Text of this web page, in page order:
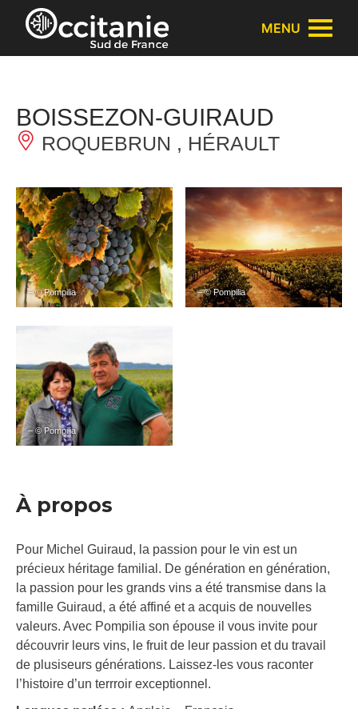
Panneau de gestion des cookies
MENU
BOISSEZON-GUIRAUD
ROQUEBRUN , HÉRAULT
– © Pompilia – © Pompilia
– © Pompilia
À propos
Pour Michel Guiraud, la passion pour le vin est un
précieux héritage familial. De génération en génération,
la passion pour les grands vins a été transmise dans la
famille Guiraud, a été affiné et a acquis de nouvelles
valeurs. Avec Pompilia son épouse il vous invite pour
découvrir leurs vins, le fruit de leur passion et du travail
de plusiseurs générations. Laissez-les vous raconter
l’histoire d’un terrroir exceptionnel.